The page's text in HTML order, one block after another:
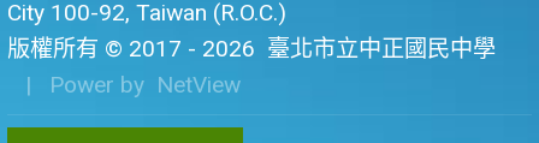
City 100-92, Taiwan (R.O.C.)
版權所有 © 2017 - 2026 臺北市立中正國民中學
| Power by NetView